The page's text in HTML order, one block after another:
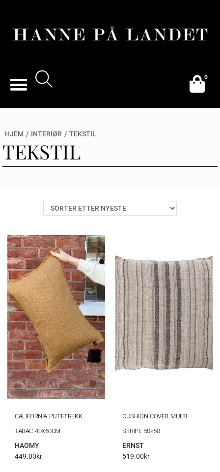
0
HJEM / INTERIØR / TEKSTIL
TEKSTIL
CALIFORNIA PUTETREKK
TABAC 40X60CM
HAOMY
449.00kr
CUSHION COVER MULTI
STRIPE 50×50
ERNST
519.00kr